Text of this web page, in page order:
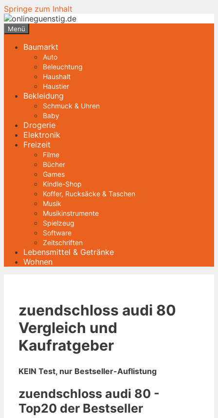
Springe zum Inhalt
Menü
Baumarkt
Auto
Beleuchtung
Haushalt
Haustier
Bekleidung
Schmuck & Uhren
Baby
Drogerie
Elektronik
Freizeit
Filme
Bücher
Games
Kindle-Shop
Koffer, Rucksäcke & Taschen
Musik
Musikinstrumente
Spielzeug
Software
Zeitschriften
Lebensmittel & Getränke
Wohnen
zuendschloss audi 80
Vergleich und
Kaufratgeber
KEIN Test, nur Bestseller-Auflistung
zuendschloss audi 80 -
Top20 der Bestseller